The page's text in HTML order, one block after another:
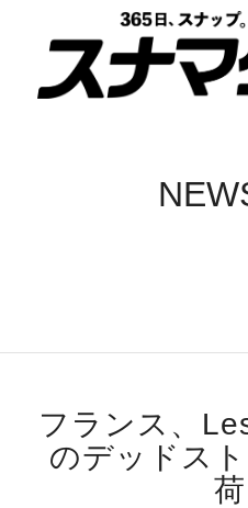
フランス、
のデッドス
荷